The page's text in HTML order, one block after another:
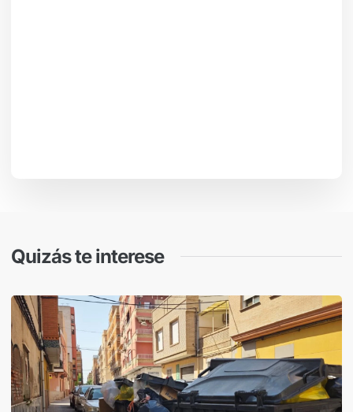
Quizás te interese